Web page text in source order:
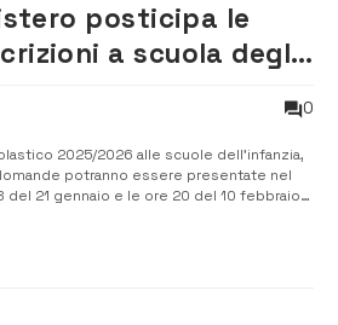
posticipa le
a scuola degli
0
2025/2026 alle scuole dell’infanzia,
potranno essere presentate nel
21 gennaio e le ore 20 del 10 febbraio
fissate dall’8 al 31 gennaio (l...